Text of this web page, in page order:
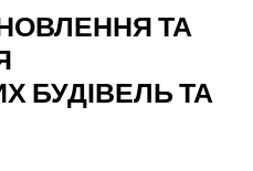
ТА
БУДІВЕЛЬ ТА